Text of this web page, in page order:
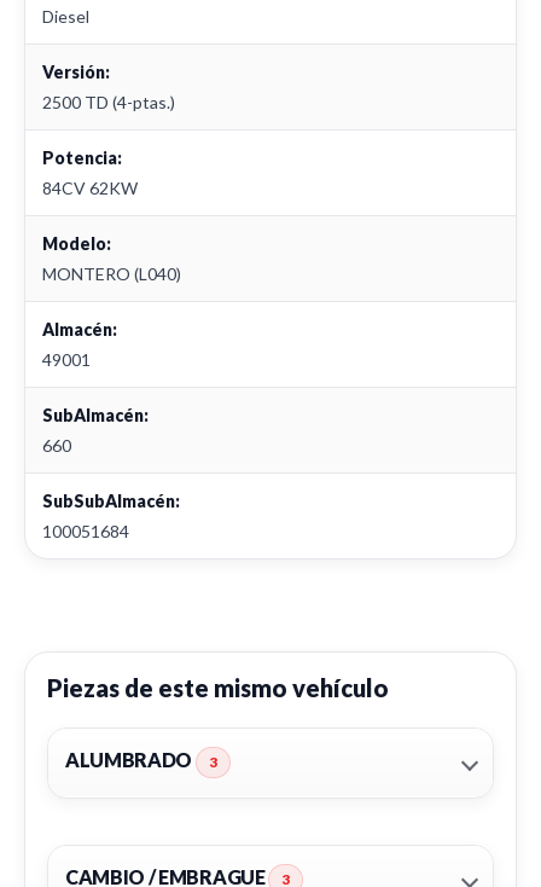
Diesel
Versión:
2500 TD (4-ptas.)
Potencia:
84CV 62KW
Modelo:
MONTERO (L040)
Almacén:
49001
SubAlmacén:
660
SubSubAlmacén:
100051684
Piezas de este mismo vehículo
ALUMBRADO 3
CAMBIO / EMBRAGUE 3